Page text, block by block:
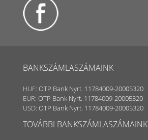
BANKSZÁMLASZÁMAINK
HUF: OTP Bank Nyrt. 11784009-20005320
EUR: OTP Bank Nyrt. 11784009-20005320
USD: OTP Bank Nyrt. 11784009-20005320
TOVÁBBI BANKSZÁMLASZÁMAINK